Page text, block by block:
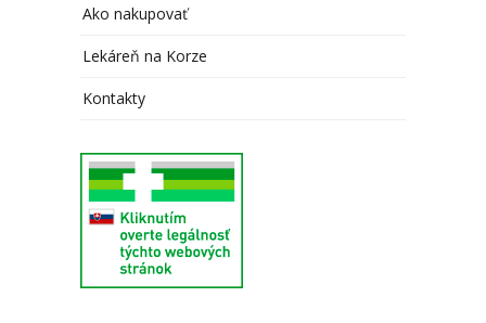
Ako nakupovať
Lekáreň na Korze
Kontakty